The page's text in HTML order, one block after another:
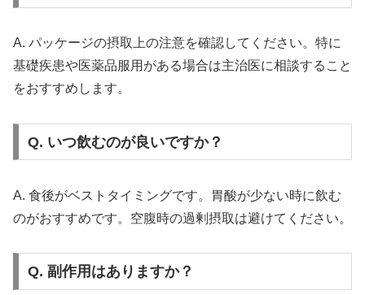
A. パッケージの摂取上の注意を確認してください。特に
基礎疾患や医薬品服用がある場合は主治医に相談すること
をおすすめします。
Q. いつ飲むのが良いですか？
A. 食後がベストタイミングです。胃酸が少ない時に飲む
のがおすすめです。空腹時の過剰摂取は避けてください。
Q. 副作用はありますか？